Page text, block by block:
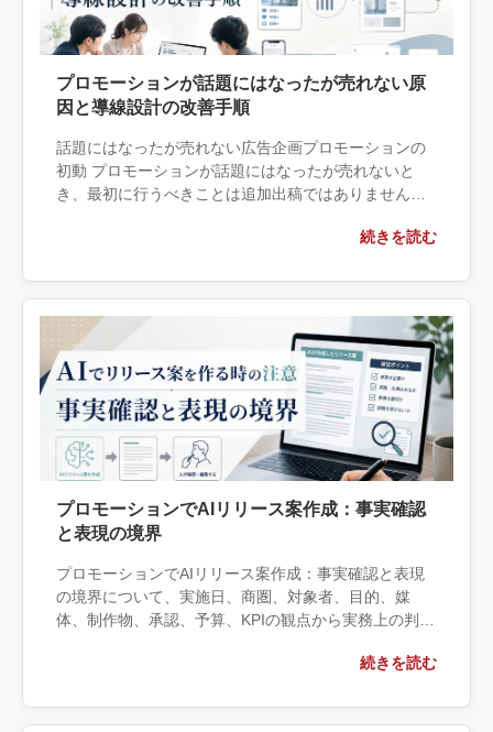
プロモーションが話題にはなったが売れない原
因と導線設計の改善手順
話題にはなったが売れない広告企画プロモーションの
初動 プロモーションが話題にはなったが売れないと
き、最初に行うべきことは追加出稿ではありません。
続きを読む
プロモーションでAIリリース案作成：事実確認
と表現の境界
プロモーションでAIリリース案作成：事実確認と表現
の境界について、実施日、商圏、対象者、目的、媒
体、制作物、承認、予算、KPIの観点から実務上の判断
談する条件、相談前に用意する情報、依頼後に確認す
続きを読む